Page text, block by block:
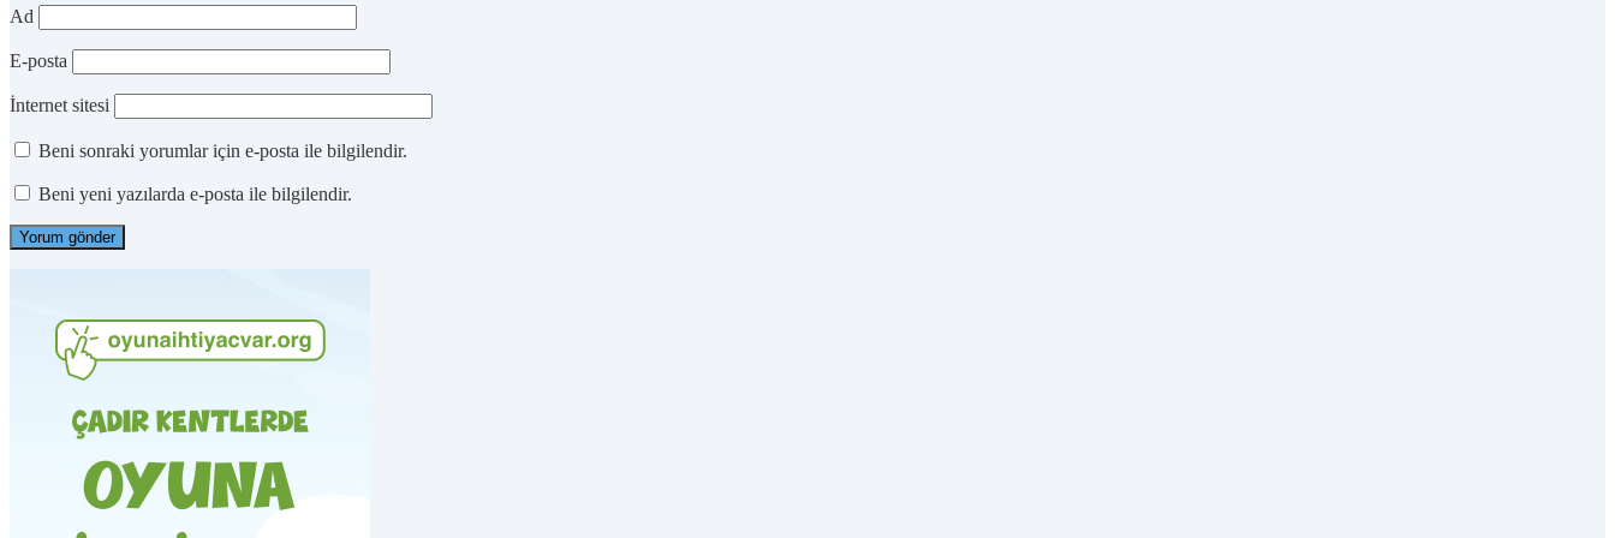
Ad
E-posta
İnternet sitesi
Beni sonraki yorumlar için e-posta ile bilgilendir.
Beni yeni yazılarda e-posta ile bilgilendir.